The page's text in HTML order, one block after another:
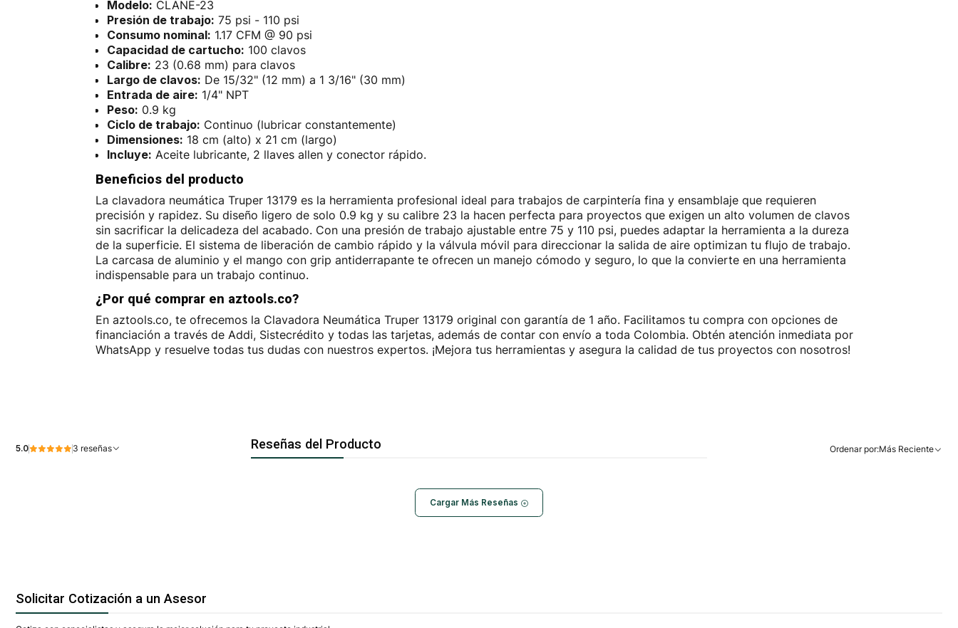
Modelo: CLANE-23
Presión de trabajo: 75 psi - 110 psi
Consumo nominal: 1.17 CFM @ 90 psi
Capacidad de cartucho: 100 clavos
Calibre: 23 (0.68 mm) para clavos
Largo de clavos: De 15/32" (12 mm) a 1 3/16" (30 mm)
Entrada de aire: 1/4" NPT
Peso: 0.9 kg
Ciclo de trabajo: Continuo (lubricar constantemente)
Dimensiones: 18 cm (alto) x 21 cm (largo)
Incluye: Aceite lubricante, 2 llaves allen y conector rápido.
Beneficios del producto
La clavadora neumática Truper 13179 es la herramienta profesional ideal para trabajos de carpintería fina y ensamblaje que requieren
precisión y rapidez. Su diseño ligero de solo 0.9 kg y su calibre 23 la hacen perfecta para proyectos que exigen un alto volumen de clavos
sin sacrificar la delicadeza del acabado. Con una presión de trabajo ajustable entre 75 y 110 psi, puedes adaptar la herramienta a la dureza
de la superficie. El sistema de liberación de cambio rápido y la válvula móvil para direccionar la salida de aire optimizan tu flujo de trabajo.
La carcasa de aluminio y el mango con grip antiderrapante te ofrecen un manejo cómodo y seguro, lo que la convierte en una herramienta
indispensable para un trabajo continuo.
¿Por qué comprar en aztools.co?
En aztools.co, te ofrecemos la Clavadora Neumática Truper 13179 original con garantía de 1 año. Facilitamos tu compra con opciones de
financiación a través de Addi, Sistecrédito y todas las tarjetas, además de contar con envío a toda Colombia. Obtén atención inmediata por
WhatsApp y resuelve todas tus dudas con nuestros expertos. ¡Mejora tus herramientas y asegura la calidad de tus proyectos con nosotros!
Reseñas del Producto
5.0 3 reseñas Ordenar por:Más Reciente
Cargar Más Reseñas
Solicitar Cotización a un Asesor